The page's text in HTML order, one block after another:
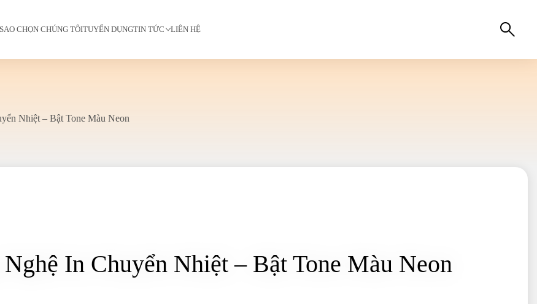
CHỌN CHÚNG TÔITUYỂN DỤNGTIN TỨC LIÊN HỆ
Nhiệt – Bật Tone Màu Neon
In Chuyển Nhiệt – Bật Tone Màu Neon